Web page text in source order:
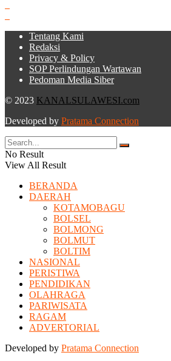
Tentang Kami
Redaksi
Privacy & Policy
SOP Perlindungan Wartawan
Pedoman Media Siber
© 2023 KANALSULAWESI.com
Developed by Pratama Connection
No Result
View All Result
BERANDA
DAERAH
KOTAMOBAGU
BOLSEL
BOLMONG
BOLMUT
BOLTIM
NASIONAL
PERISTIWA
PENDIDIKAN
OLAHRAGA
PARIWISATA
RAGAM
ADVERTORIAL
Developed by Pratama Connection